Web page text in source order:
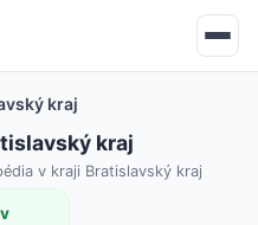
kraj
kraj
v kraji Bratislavský kraj